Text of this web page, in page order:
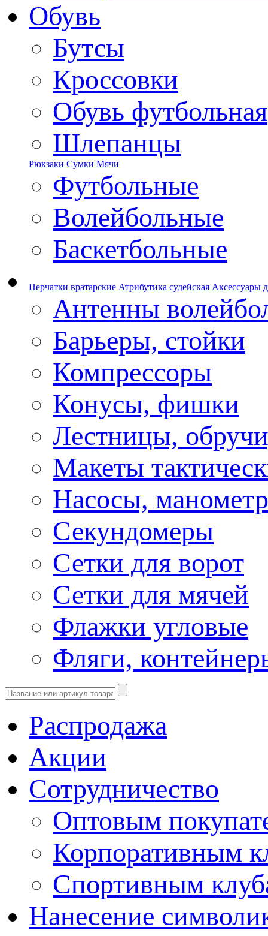
Обувь
Бутсы
Кроссовки
Обувь футбольная
Шлепанцы
Рюкзаки Сумки Мячи
Футбольные
Волейбольные
Баскетбольные
Перчатки вратарские Атрибутика судейская Аксессуары
Антенны
Барьеры, стойки
Компрессоры
Конусы, фишки
Лестницы,
Макеты
Насосы,
Секундомеры
Сетки для ворот
Сетки для мячей
Флажки угловые
Фляги,
Распродажа
Акции
Сотрудничество
Оптовым
Корпоративным
Спортивным
Нанесение